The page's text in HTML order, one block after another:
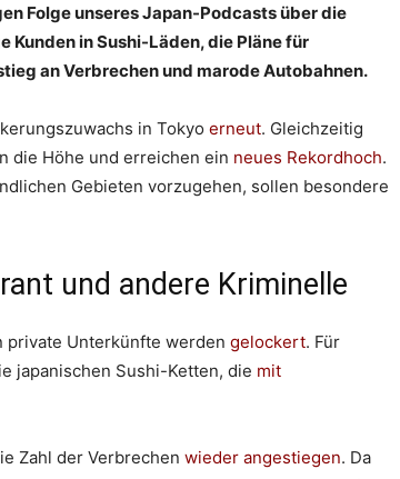
Folge unseres Japan-Podcasts über die
Kunden in Sushi-Läden, die Pläne für
an Verbrechen und marode Autobahnen.
in Tokyo erneut. Gleichzeitig
die Höhe und erreichen ein neues Rekordhoch.
Gebieten vorzugehen, sollen besondere
und andere Kriminelle
private Unterkünfte werden gelockert. Für
japanischen Sushi-Ketten, die mit
Zahl der Verbrechen wieder angestiegen. Da